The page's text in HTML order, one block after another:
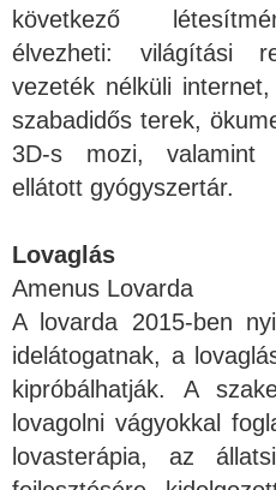
következő
élvezheti: világítási
vezeték nélküli
szabadidős terek,
3D-s mozi, valamint
ellátott gyógyszertár.
Lovaglás
Amenus Lovarda
A lovarda 2015-ben
idelátogatnak, a
kipróbálhatják. A
lovagolni vágyokkal
lovasterápia, az